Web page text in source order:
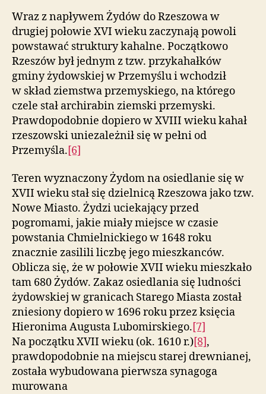
Wraz z napływem Żydów do Rzeszowa w
drugiej połowie XVI wieku zaczynają powoli
powstawać struktury kahalne. Początkowo
Rzeszów był jednym z tzw. przykahałków
gminy żydowskiej w Przemyślu i wchodził
w skład ziemstwa przemyskiego, na którego
czele stał archirabin ziemski przemyski.
Prawdopodobnie dopiero w XVIII wieku kahał
rzeszowski uniezależnił się w pełni od
Przemyśla.[6]
Teren wyznaczony Żydom na osiedlanie się w
XVII wieku stał się dzielnicą Rzeszowa jako tzw.
Nowe Miasto. Żydzi uciekający przed
pogromami, jakie miały miejsce w czasie
powstania Chmielnickiego w 1648 roku
znacznie zasilili liczbę jego mieszkanców.
Oblicza się, że w połowie XVII wieku mieszkało
tam 680 Żydów. Zakaz osiedlania się ludności
żydowskiej w granicach Starego Miasta został
zniesiony dopiero w 1696 roku przez księcia
Hieronima Augusta Lubomirskiego.[7]
Na początku XVII wieku (ok. 1610 r.)[8],
prawdopodobnie na miejscu starej drewnianej,
została wybudowana pierwsza synagoga
murowana